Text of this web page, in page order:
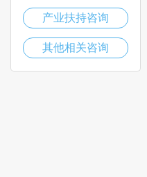
产业扶持咨询
其他相关咨询